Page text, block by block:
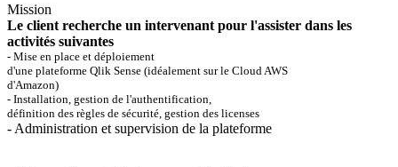
Mission
Le client recherche un intervenant pour l'assister dans les
activités suivantes
- Mise en place et déploiement
d'une plateforme Qlik Sense (idéalement sur le Cloud AWS
d'Amazon)
- Installation, gestion de l'authentification,
définition des règles de sécurité, gestion des licenses
- Administration et supervision de la plateforme